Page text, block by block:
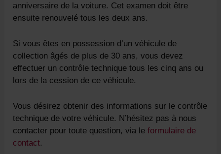
anniversaire de la voiture. Cet examen doit être
ensuite renouvelé tous les deux ans.
Si vous êtes en possession d’un véhicule de
collection âgés de plus de 30 ans, vous devez
effectuer un contrôle technique tous les cinq ans ou
lors de la cession de ce véhicule.
Vous désirez obtenir des informations sur le contrôle
technique de votre véhicule. N’hésitez pas à nous
contacter pour toute question, via leformulaire de
contact.